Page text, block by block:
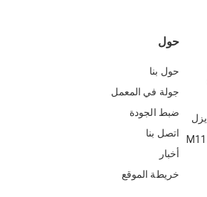
حول
حول بنا
جولة في المعمل
ضبط الجودة
اتصل بنا
أخبار
خريطة الموقع
الفضة 3417505 حذافة الإسكان الكمون M11